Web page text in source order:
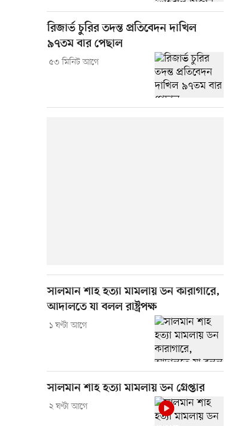
রিজার্ভ চুরির তদন্ত প্রতিবেদন দাখিল
৯৭তম বার পেছাল
৫৩ মিনিট আগে
সালমান শাহ হত্যা মামলায় ডন কারাগারে,
আদালতে যা বলল রাষ্ট্রপক্ষ
১ ঘণ্টা আগে
সালমান শাহ হত্যা মামলায় ডন গ্রেপ্তার
২ ঘণ্টা আগে